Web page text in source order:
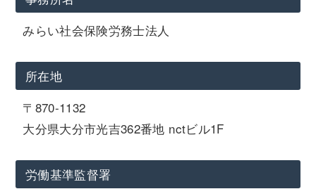
みらい社会保険労務士法人
所在地
〒870-1132
大分県大分市光吉362番地 nctビル1F
労働基準監督署